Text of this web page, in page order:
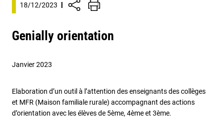
18/12/2023
Genially orientation
Janvier 2023
Elaboration d’un outil à l’attention des enseignants des collèges
et MFR (Maison familiale rurale) accompagnant des actions
d’orientation avec les élèves de 5ème, 4ème et 3ème.